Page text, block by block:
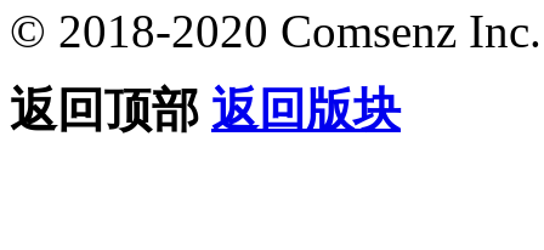
© 2018-2020 Comsenz Inc.
返回顶部 返回版块